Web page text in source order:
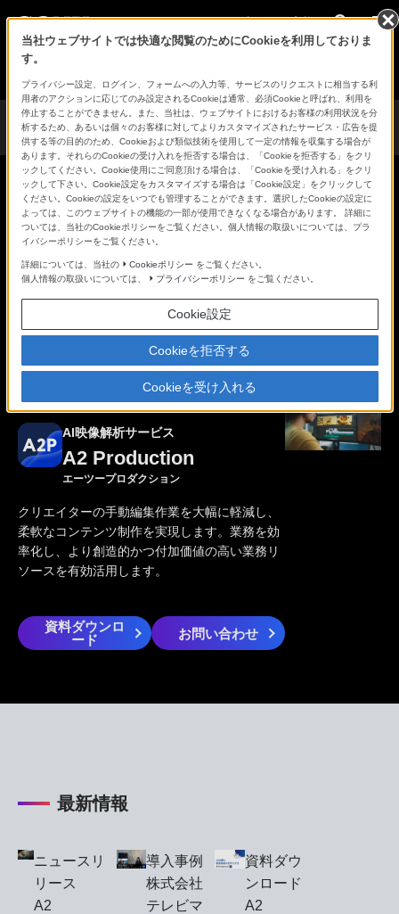
法人のお客様
紹介動
画
特
長
活用シー
ン
導入事
例
価
格
よくある質
問
お知ら
せ
映像制作のDXを促進するサー
映像・音声データをAIが解析
し、業務効率を改善
AI映像解析サービス
A2 Production
エーツープロダクション
クリエイターの手動編集作業を大幅に軽減し、
柔軟なコンテンツ制作を実現します。業務を効
率化し、より創造的かつ付加価値の高い業務リ
ソースを有効活用します。
資料ダウンロ
ード
お問い合わせ
最新情報
ニュースリ
リース
A2
導入事例
株式会社
テレビマ
資料ダウ
ンロード
A2
当社ウェブサイトでは快適な閲覧のためにCookieを利用しておりま
す。
プライバシー設定、ログイン、フォームへの入力等、サービスのリクエストに相当する利
用者のアクションに応じてのみ設定されるCookieは通常、必須Cookieと呼ばれ、利用を
停止することができません。また、当社は、ウェブサイトにおけるお客様の利用状況を分
析するため、あるいは個々のお客様に対してよりカスタマイズされたサービス・広告を提
供する等の目的のため、Cookieおよび類似技術を使用して一定の情報を収集する場合が
あります。それらのCookieの受け入れを拒否する場合は、「Cookieを拒否する」をクリ
ックしてください。Cookie使用にご同意頂ける場合は、「Cookieを受け入れる」をクリ
ックして下さい。Cookie設定をカスタマイズする場合は「Cookie設定」をクリックして
ください。Cookieの設定をいつでも管理することができます。選択したCookieの設定に
よっては、このウェブサイトの機能の一部が使用できなくなる場合があります。 詳細に
ついては、当社のCookieポリシーをご覧ください。個人情報の取扱いについては、プラ
イバシーポリシーをご覧ください。
詳細については、当社の Cookieポリシー をご覧ください。
個人情報の取扱いについては、
プライバシーポリシー をご覧ください。
Cookie設定
Cookieを拒否する
Cookieを受け入れる